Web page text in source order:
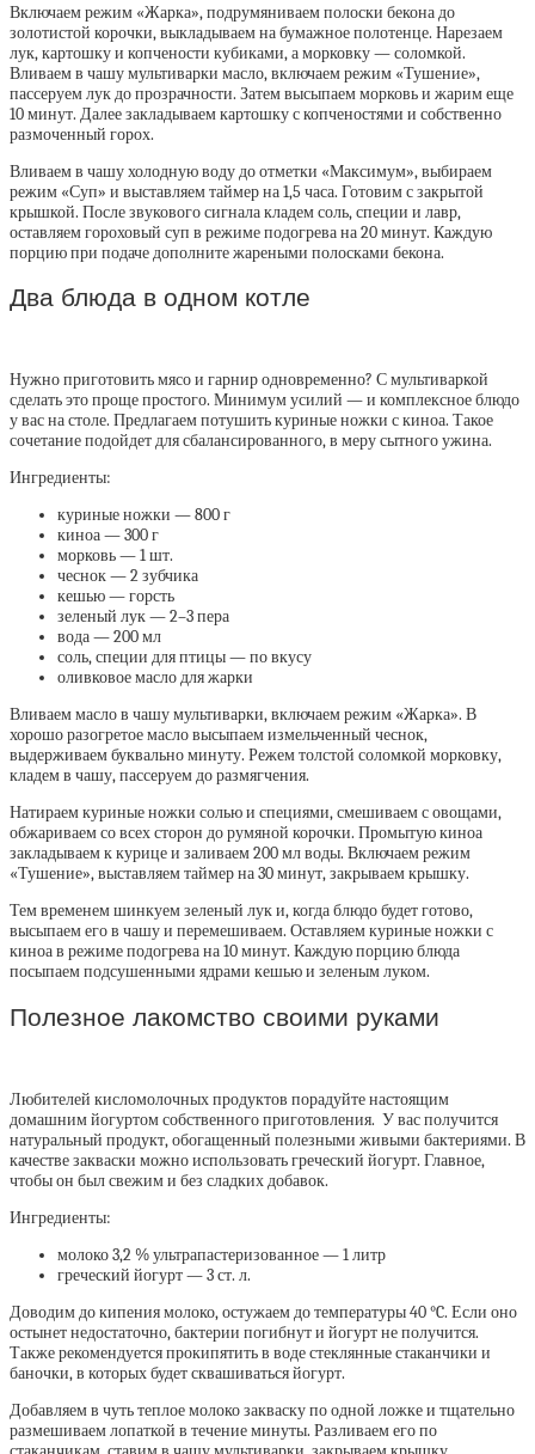
Включаем режим «Жарка», подрумяниваем полоски бекона до
золотистой корочки, выкладываем на бумажное полотенце. Нарезаем
лук, картошку и копчености кубиками, а морковку — соломкой.
Вливаем в чашу мультиварки масло, включаем режим «Тушение»,
пассеруем лук до прозрачности. Затем высыпаем морковь и жарим еще
10 минут. Далее закладываем картошку с копченостями и собственно
размоченный горох.
Вливаем в чашу холодную воду до отметки «Максимум», выбираем
режим «Суп» и выставляем таймер на 1,5 часа. Готовим с закрытой
крышкой. После звукового сигнала кладем соль, специи и лавр,
оставляем гороховый суп в режиме подогрева на 20 минут. Каждую
порцию при подаче дополните жареными полосками бекона.
Два блюда в одном котле
Нужно приготовить мясо и гарнир одновременно? С мультиваркой
сделать это проще простого. Минимум усилий — и комплексное блюдо
у вас на столе. Предлагаем потушить куриные ножки с киноа. Такое
сочетание подойдет для сбалансированного, в меру сытного ужина.
Ингредиенты:
куриные ножки — 800 г
киноа — 300 г
морковь — 1 шт.
чеснок — 2 зубчика
кешью — горсть
зеленый лук — 2–3 пера
вода — 200 мл
соль, специи для птицы — по вкусу
оливковое масло для жарки
Вливаем масло в чашу мультиварки, включаем режим «Жарка». В
хорошо разогретое масло высыпаем измельченный чеснок,
выдерживаем буквально минуту. Режем толстой соломкой морковку,
кладем в чашу, пассеруем до размягчения.
Натираем куриные ножки солью и специями, смешиваем с овощами,
обжариваем со всех сторон до румяной корочки. Промытую киноа
закладываем к курице и заливаем 200 мл воды. Включаем режим
«Тушение», выставляем таймер на 30 минут, закрываем крышку.
Тем временем шинкуем зеленый лук и, когда блюдо будет готово,
высыпаем его в чашу и перемешиваем. Оставляем куриные ножки с
киноа в режиме подогрева на 10 минут. Каждую порцию блюда
посыпаем подсушенными ядрами кешью и зеленым луком.
Полезное лакомство своими руками
Любителей кисломолочных продуктов порадуйте настоящим
домашним йогуртом собственного приготовления. У вас получится
натуральный продукт, обогащенный полезными живыми бактериями. В
качестве закваски можно использовать греческий йогурт. Главное,
чтобы он был свежим и без сладких добавок.
Ингредиенты:
молоко 3,2 % ультрапастеризованное — 1 литр
греческий йогурт — 3 ст. л.
Доводим до кипения молоко, остужаем до температуры 40 °C. Если оно
остынет недостаточно, бактерии погибнут и йогурт не получится.
Также рекомендуется прокипятить в воде стеклянные стаканчики и
баночки, в которых будет сквашиваться йогурт.
Добавляем в чуть теплое молоко закваску по одной ложке и тщательно
размешиваем лопаткой в течение минуты. Разливаем его по